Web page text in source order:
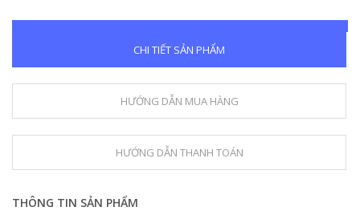
CHI TIẾT SẢN PHẨM
HƯỚNG DẪN MUA HÀNG
HƯỚNG DẪN THANH TOÁN
THÔNG TIN SẢN PHẨM